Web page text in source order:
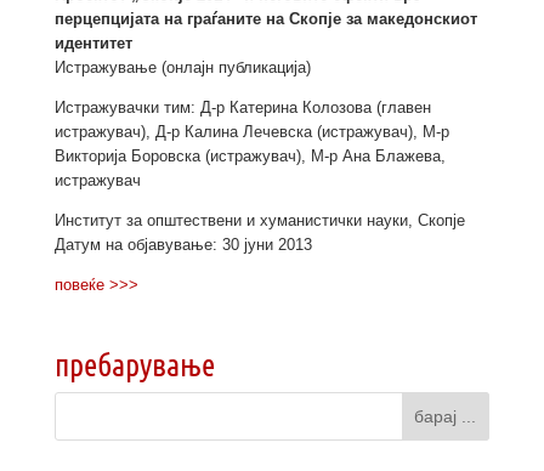
перцепцијата на граѓаните на Скопје за македонскиот
идентитет
Истражување (онлајн публикација)
Истражувачки тим: Д-р Катерина Колозова (главен
истражувач), Д-р Калина Лечевска (истражувач), М-р
Викторија Боровска (истражувач), М-р Ана Блажева,
истражувач
Институт за општествени и хуманистички науки, Скопје
Датум на објавување: 30 јуни 2013
повеќе >>>
пребарување